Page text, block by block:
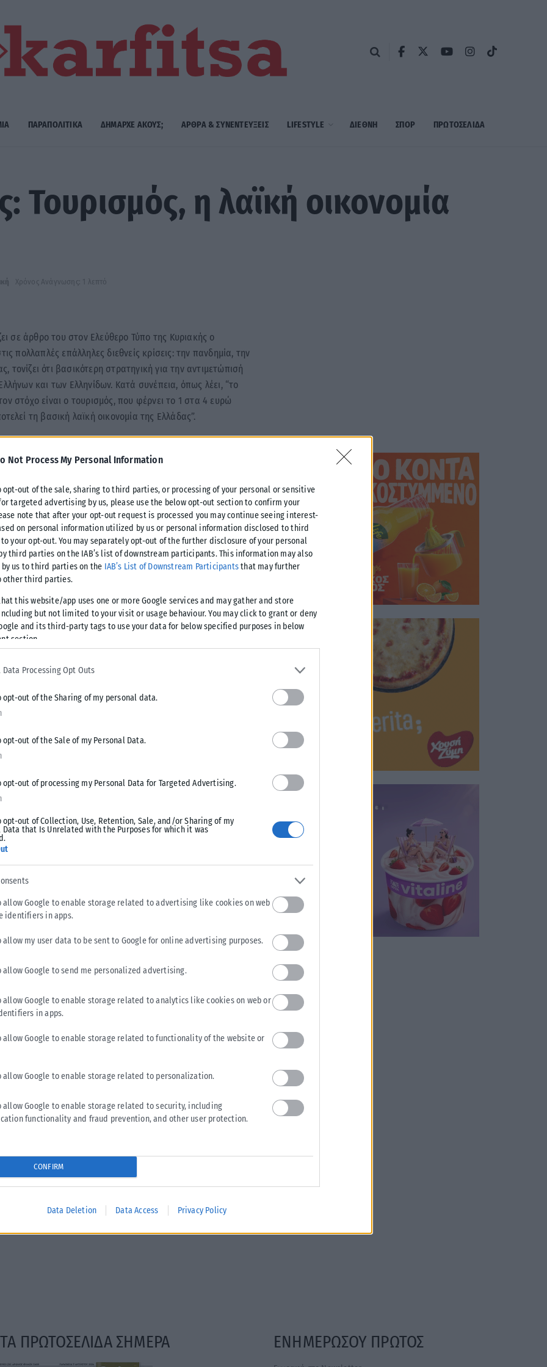
Not Process My Personal Information
opt-out of the sale, sharing to third parties, or processing of your personal or sensitive
targeted advertising by us, please use the below opt-out section to confirm your
note that after your opt-out request is processed you may continue seeing interest-
on personal information utilized by us or personal information disclosed to third
your opt-out. You may separately opt-out of the further disclosure of your personal
third parties on the IAB’s list of downstream participants. This information may also
us to third parties on the IAB’s List of Downstream Participantsthat may further
other third parties.
this website/app uses one or more Google services and may gather and store
but not limited to your visit or usage behaviour. You may click to grant or deny
and its third-party tags to use your data for below specified purposes in below
section.
Data Processing Opt Outs
opt-out of the Sharing of my personal data.
opt-out of the Sale of my Personal Data.
opt-out of processing my Personal Data for Targeted Advertising.
opt-out of Collection, Use, Retention, Sale, and/or Sharing of my
Data that Is Unrelated with the Purposes for which it was
allow Google to enable storage related to advertising like cookies on web
identifiers in apps.
allow my user data to be sent to Google for online advertising purposes.
allow Google to send me personalized advertising.
allow Google to enable storage related to analytics like cookies on web or
in apps.
allow Google to enable storage related to functionality of the website or
allow Google to enable storage related to personalization.
allow Google to enable storage related to security, including
functionality and fraud prevention, and other user protection.
CONFIRM
Data Deletion Data Access Privacy Policy
ΠΑΡΑΠΟΛΙΤΙΚΑ ΔΗΜΑΡΧE ΑΚΟΥΣ; ΑΡΘΡΑ & ΣΥΝΕΝΤΕΥΞΕΙΣ LIFESTYLE ΔΙΕΘΝΗ ΣΠΟΡ ΠΡΩΤΟΣΈΛΙΔΑ
Τουρισμός, η λαϊκή οικονομία
Χρόνος Ανάγνωσης: 1 λεπτό
σε άρθρο του στον Ελεύθερο Τύπο της Κυριακής ο
πολλαπλές επάλληλες διεθνείς κρίσεις: την πανδημία, την
τονίζει ότι βασικότερη στρατηγική για την αντιμετώπισή
και των Ελληνίδων. Κατά συνέπεια, όπως λέει, “το
στόχο είναι ο τουρισμός, που φέρνει το 1 στα 4 ευρώ
τη βασική λαϊκή οικονομία της Ελλάδας”.
οικονομία, δίνοντας μια βαθιά ανάσα
εργαζόμενο στον τουρισμό, τον ιδιοκτήτη ενοικιαζόμενων
ενός μίνι μάρκετ, τον αγρότη. Σε όλο τον λαό,
αναφέρει χαρακτηριστικά.
μέσο περιφερειακής ανάπτυξης που διαθέτει η
συγκεντρώνουν επενδύσεις και συγκρατούν τον
μονάδες, στον πρωτογενή τομέα (γεωργία,
τις τουριστικές μονάδες για το μεγαλύτερο
οι νέοι, αλλά επιστρέφουν στον τόπο τους. Η ποιότητα
αγώνα προσέλκυσης επισκεπτών”.
την υποστήριξη της τουριστικής
κράτος έχουν τη δυνατότητα να επενδύσουν σε έργα
αεροδρόμια, νοσοκομεία, δημόσιοι χώροι
των μόνιμων κατοίκων όσο και των επισκεπτών”,εξηγεί
απαιτητική εποχή που ζούμε, ο τουρισμός είναι το
κρίσεων, μια που επιστρέφει το μέρισμα της επιτυχίας
Send
ΠΟΛΙΤΙΚΉ
χαμηλότερους λογαριασμούς, ούτε σβήνει 7 χρόνια
Κριτική στην κυβέρνηση για την ενεργειακή πολιτική και τις
υψηλές τιμές ρεύματος και καυσίμων ασκεί ο ΣΥΡΙΖΑ-ΠΣ, με
ΑΝΑΡΤΉΘΗΚΕ ΑΠΌ KARFITSANEWS 07/08/2026
ΤΑ ΠΡΩΤΟΣΕΛΙΔΑ ΣΗΜΕΡΑ ΕΝΗΜΕΡΩΣΟΥ ΠΡΩΤΟΣ